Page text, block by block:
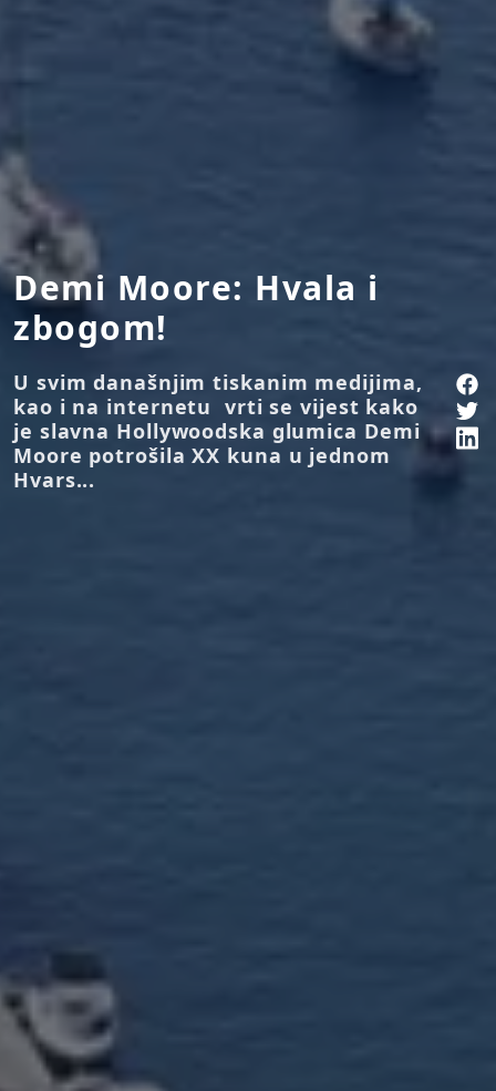
Demi Moore: Hvala i
zbogom!
U svim današnjim tiskanim medijima,
kao i na internetu vrti se vijest kako
je slavna Hollywoodska glumica Demi
Moore potrošila XX kuna u jednom
Hvars...